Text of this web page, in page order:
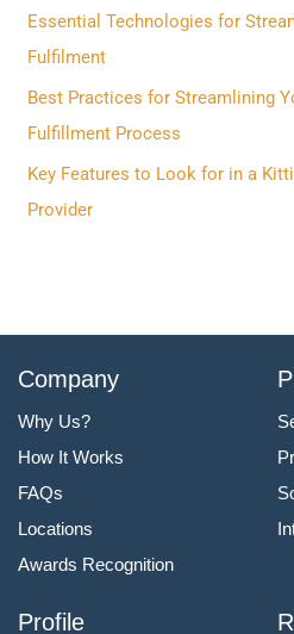
f
o
r
:
Essential Technologies for
Fulfilment
Best Practices for Streamlining
Fulfillment Process
Key Features to Look for in a
Provider
Company
Why Us?
How It Works
FAQs
Locations
Awards Recognition
Profile